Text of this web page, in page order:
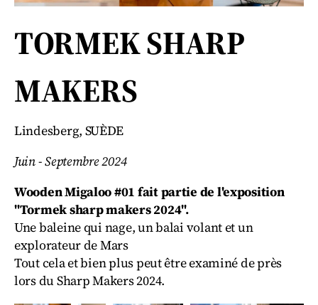
TORMEK SHARP
MAKERS
Lindesberg, SUÈDE
Juin - Septembre 2024
Wooden Migaloo #01 fait partie de l'exposition
"Tormek sharp makers 2024".
Une baleine qui nage, un balai volant et un
explorateur de Mars
Tout cela et bien plus peut être examiné de près
lors du Sharp Makers 2024.